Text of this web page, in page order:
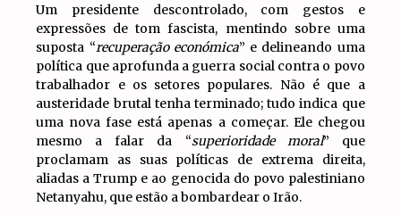
Um presidente descontrolado, com gestos e
expressões de tom fascista, mentindo sobre uma
suposta “recuperação económica” e delineando uma
política que aprofunda a guerra social contra o povo
trabalhador e os setores populares. Não é que a
austeridade brutal tenha terminado; tudo indica que
uma nova fase está apenas a começar. Ele chegou
mesmo a falar da “superioridade moral” que
proclamam as suas políticas de extrema direita,
aliadas a Trump e ao genocida do povo palestiniano
Netanyahu, que estão a bombardear o Irão.